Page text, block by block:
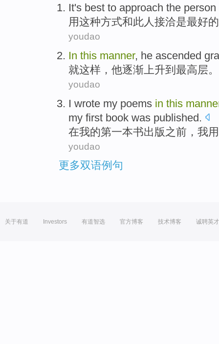
It's best to approach the person
用这种方式和此人 接洽是最好
youdao
In this manner, he ascended
就这样 ， 他逐渐 上升到 最高层。
youdao
I wrote my poems in this
my first book was published.
在我的第一本书出版之前，我
youdao
更多双语例句
关于有道 Investors 有道智选 官方博客 技术博客 诚聘英才